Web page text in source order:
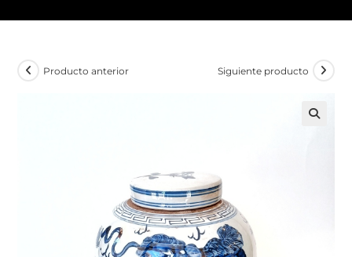
Producto anterior Siguiente producto